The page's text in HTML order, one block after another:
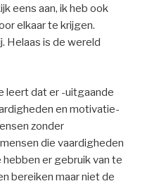
eens aan, ik heb ook
elkaar te krijgen.
Helaas is de wereld
leert dat er -uitgaande
en motivatie-
zonder
die vaardigheden
er gebruik van te
bereiken maar niet de